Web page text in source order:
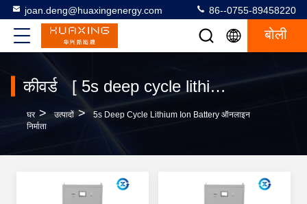
joan.deng@huaxingenergy.com 86--0755-89458220
बोली
कीवर्ड [ 5s deep cycle lithium ion battery ] मिलान 20 उत्पादों
घर > उत्पादों >
5s Deep Cycle Lithium Ion Battery ऑनलाइन
निर्माता